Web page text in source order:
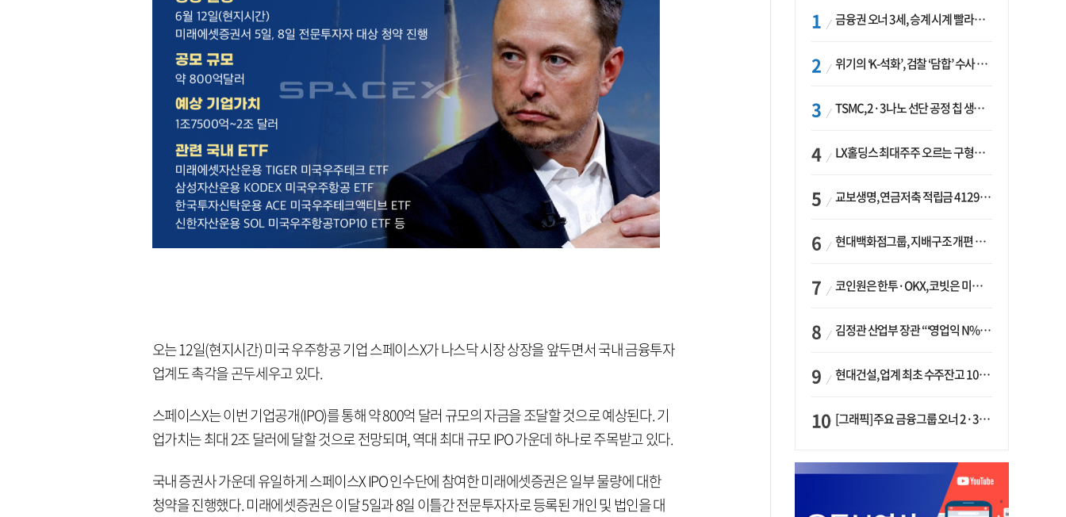
오는 12일(현지시간) 미국 우주항공 기업 스페이스X가 나스닥 시장 상장을 앞두면서 국내 금융투자
업계도 촉각을 곤두세우고 있다.
스페이스X는 이번 기업공개(IPO)를 통해 약 800억 달러 규모의 자금을 조달할 것으로 예상된다. 기
업가치는 최대 2조 달러에 달할 것으로 전망되며, 역대 최대 규모 IPO 가운데 하나로 주목받고 있다.
국내 증권사 가운데 유일하게 스페이스X IPO 인수단에 참여한 미래에셋증권은 일부 물량에 대한
청약을 진행했다. 미래에셋증권은 이달 5일과 8일 이틀간 전문투자자로 등록된 개인 및 법인을 대
금융권 오너 3세, 승계 시계 빨라지나…한국투자 ‘속도’·미래에셋·메리츠는 ‘거리두기’
위기의 ‘K-석화’, 검찰 ‘담합’ 수사 착수…“LG·한화·롯데 등 7개 업체, 8개 제품 가격 담합”
TSMC, 2·3나노 선단 공정 칩 생산 가속화…삼성, 파운드리 확장 변수 맞나
LX홀딩스 최대주주 오르는 구형모 사장…계열사 실적 개선 ‘과제’
교보생명, 연금저축 적립금 4129억 증가 ‘1위’…KB라이프는 최대 감소율
현대백화점그룹, 지배구조 개편 작업…지주사 행위제한 요건 해소
코인원은 한투·OKX, 코빗은 미래에셋…중소 거래소 ‘금융 동맹’ 승부수
김정관 산업부 장관 “‘영업익 N% 성과급’ 지급 반대…주주·투자자 이익 반해”
현대건설, 업계 최초 수주잔고 100조 돌파…하반기 ‘원전’ 수주 드라이브
[그래픽] 주요 금융그룹 오너 2·3세 현황